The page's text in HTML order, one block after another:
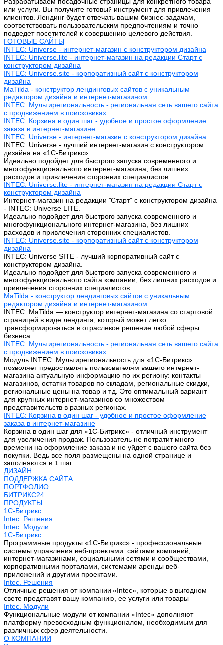
или услуги. Вы получите готовый инструмент для привлечения
клиентов. Лендинг будет отвечать вашим бизнес-задачам,
соответствовать пользовательским предпочтениям и точно
подведет посетителей к совершению целевого действия.
ГОТОВЫЕ САЙТЫ
INTEC: Universe - интернет-магазин с конструктором дизайна
INTEC: Universe.lite - интернет-магазин на редакции Старт с
конструктором дизайна
INTEC: Universe.site - корпоративный сайт с конструктором
дизайна
MaTilda - конструктор лендинговых сайтов с уникальным
редактором дизайна и интернет-магазином
INTEC: Мультирегиональность - региональная сеть вашего сайта
с продвижением в поисковиках
INTEC: Корзина в один шаг - удобное и простое оформление
заказа в интернет-магазине
INTEC: Universe - интернет-магазин с конструктором дизайна
INTEC: Universe - лучший интернет-магазин с конструктором
дизайна на «1C-Битрикс».
Идеально подойдет для быстрого запуска современного и
многофункционального интернет-магазина, без лишних
расходов и привлечения сторонних специалистов.
INTEC: Universe.lite - интернет-магазин на редакции Старт с
конструктором дизайна
Интернет-магазин на редакции "Старт" с конструктором дизайна
- INTEC: Universe LITE.
Идеально подойдет для быстрого запуска современного и
многофункционального интернет-магазина, без лишних
расходов и привлечения сторонних специалистов.
INTEC: Universe.site - корпоративный сайт с конструктором
дизайна
INTEC: Universe SITE - лучший корпоративный сайт с
конструктором дизайна.
Идеально подойдет для быстрого запуска современного и
многофункционального сайта компании, без лишних расходов и
привлечения сторонних специалистов.
MaTilda - конструктор лендинговых сайтов с уникальным
редактором дизайна и интернет-магазином
INTEC: MaTilda — конструктор интернет-магазина со стартовой
страницей в виде лендинга, который может легко
трансформироваться в отраслевое решение любой сферы
бизнеса.
INTEC: Мультирегиональность - региональная сеть вашего сайта
с продвижением в поисковиках
Модуль INTEC: Мультирегиональность для «1С-Битрикс»
позволяет предоставлять пользователям вашего интернет-
магазина актуальную информацию по их региону: контакты
магазинов, остатки товаров по складам, региональные скидки,
региональные цены на товар и т.д. Это оптимальный вариант
для крупных интернет-магазинов со множеством
представительств в разных регионах.
INTEC: Корзина в один шаг - удобное и простое оформление
заказа в интернет-магазине
Корзина в один шаг для «1С-Битрикс» - отличный инструмент
для увеличения продаж. Пользователь не потратит много
времени на оформление заказа и не уйдет с вашего сайта без
покупки. Ведь все поля размещены на одной странице и
заполняются в 1 шаг.
ДИЗАЙН
ПОДДЕРЖКА САЙТА
ПОРТФОЛИО
БИТРИКС24
ПРОДУКТЫ
1С-Битрикс
Intec. Решения
Intec. Модули
1С-Битрикс
Программные продукты «1С-Битрикс» - профессиональные
системы управления веб-проектами: сайтами компаний,
интернет-магазинами, социальными сетями и сообществами,
корпоративными порталами, системами аренды веб-
приложений и другими проектами.
Intec. Решения
Отличные решения от компании «Intec», которые в выгодном
свете представят вашу компанию, ее услуги или товары
Intec. Модули
Функциональные модули от компании «Intec» дополняют
платформу превосходным функционалом, необходимым для
различных сфер деятельности.
О КОМПАНИИ